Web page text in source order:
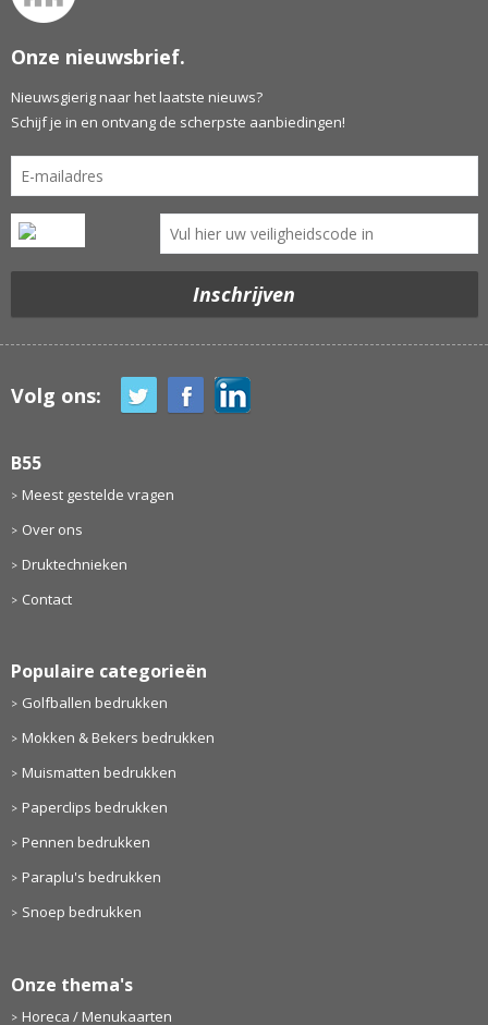
Onze nieuwsbrief.
Nieuwsgierig naar het laatste nieuws?
Schijf je in en ontvang de scherpste aanbiedingen!
Volg ons:
B55
Meest gestelde vragen
Over ons
Druktechnieken
Contact
Populaire categorieën
Golfballen bedrukken
Mokken & Bekers bedrukken
Muismatten bedrukken
Paperclips bedrukken
Pennen bedrukken
Paraplu's bedrukken
Snoep bedrukken
Onze thema's
Horeca / Menukaarten